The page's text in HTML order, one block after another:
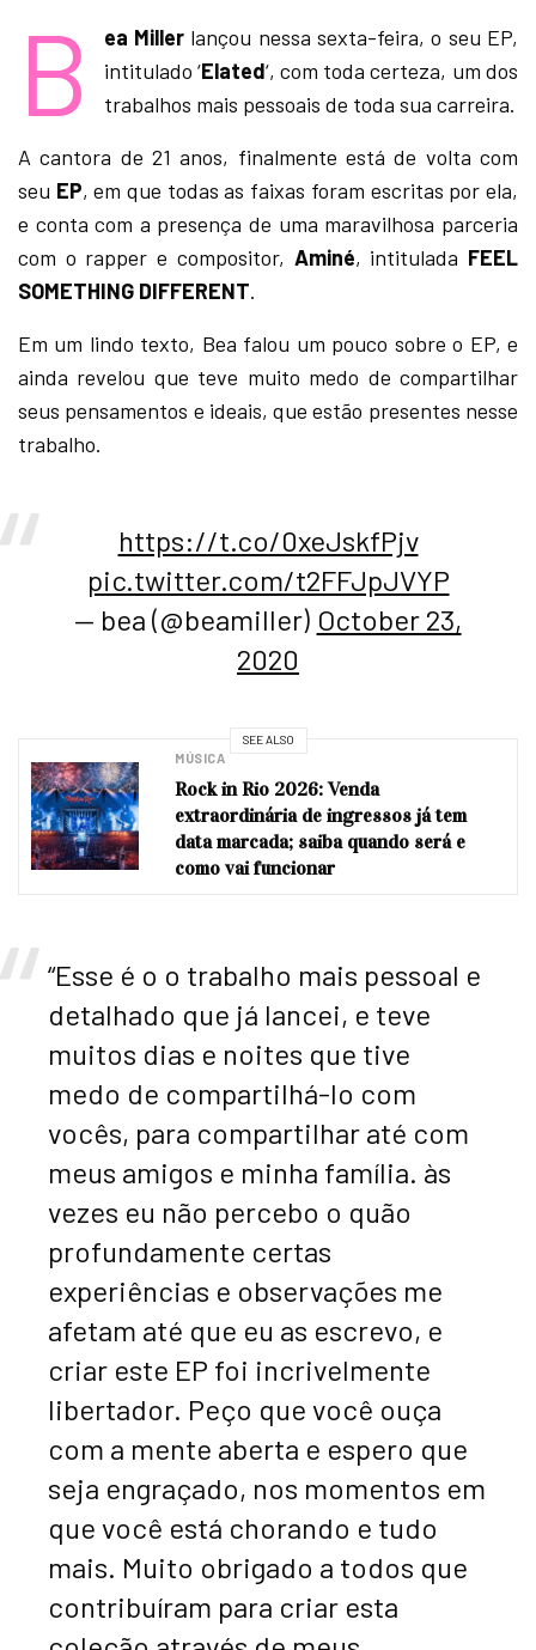
B ea Millerlançou nessa sexta-feira, o seu EP,
intitulado ‘Elated‘, com toda certeza, um dos
trabalhos mais pessoais de toda sua carreira.
A cantora de 21 anos, finalmente está de volta com
seu EP, em que todas as faixas foram escritas por ela,
e conta com a presença de uma maravilhosa parceria
com o rapper e compositor, Aminé, intitulada FEEL
SOMETHING DIFFERENT.
Em um lindo texto, Bea falou um pouco sobre o EP, e
ainda revelou que teve muito medo de compartilhar
seus pensamentos e ideais, que estão presentes nesse
trabalho.
https://t.co/0xeJskfPjv
pic.twitter.com/t2FFJpJVYP
— bea (@beamiller) October 23,
2020
SEE ALSO
MÚSICA
Rock in Rio 2026: Venda
extraordinária de ingressos já tem
data marcada; saiba quando será e
como vai funcionar
“Esse é o o trabalho mais pessoal e
detalhado que já lancei, e teve
muitos dias e noites que tive
medo de compartilhá-lo com
vocês, para compartilhar até com
meus amigos e minha família. às
vezes eu não percebo o quão
profundamente certas
experiências e observações me
afetam até que eu as escrevo, e
criar este EP foi incrivelmente
libertador. Peço que você ouça
com a mente aberta e espero que
seja engraçado, nos momentos em
que você está chorando e tudo
mais. Muito obrigado a todos que
contribuíram para criar esta